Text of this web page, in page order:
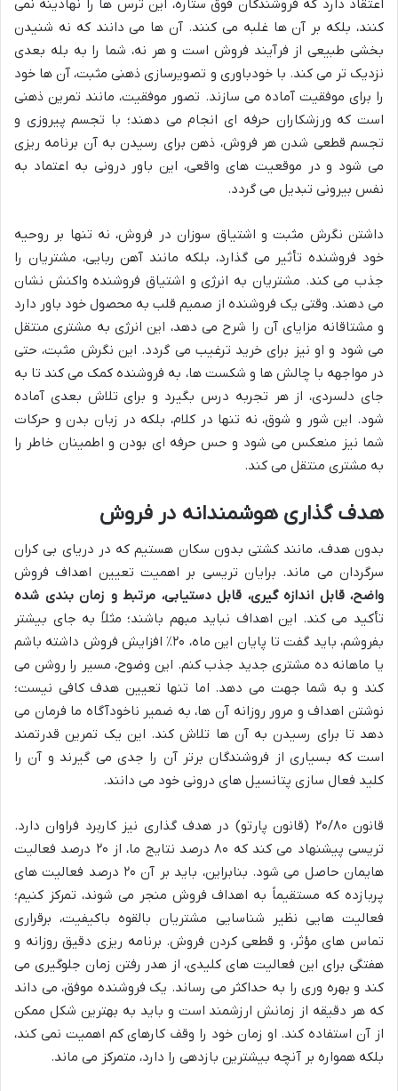
اعتقاد دارد که فروشندگان فوق ستاره، این ترس ها را نهادینه نمی
کنند، بلکه بر آن ها غلبه می کنند. آن ها می دانند که نه شنیدن
بخشی طبیعی از فرآیند فروش است و هر نه، شما را به بله بعدی
نزدیک تر می کند. با خودباوری و تصویرسازی ذهنی مثبت، آن ها خود
را برای موفقیت آماده می سازند. تصور موفقیت، مانند تمرین ذهنی
است که ورزشکاران حرفه ای انجام می دهند؛ با تجسم پیروزی و
تجسم قطعی شدن هر فروش، ذهن برای رسیدن به آن برنامه ریزی
می شود و در موقعیت های واقعی، این باور درونی به اعتماد به
نفس بیرونی تبدیل می گردد.
داشتن نگرش مثبت و اشتیاق سوزان در فروش، نه تنها بر روحیه
خود فروشنده تأثیر می گذارد، بلکه مانند آهن ربایی، مشتریان را
جذب می کند. مشتریان به انرژی و اشتیاق فروشنده واکنش نشان
می دهند. وقتی یک فروشنده از صمیم قلب به محصول خود باور دارد
و مشتاقانه مزایای آن را شرح می دهد، این انرژی به مشتری منتقل
می شود و او نیز برای خرید ترغیب می گردد. این نگرش مثبت، حتی
در مواجهه با چالش ها و شکست ها، به فروشنده کمک می کند تا به
جای دلسردی، از هر تجربه درس بگیرد و برای تلاش بعدی آماده
شود. این شور و شوق، نه تنها در کلام، بلکه در زبان بدن و حرکات
شما نیز منعکس می شود و حس حرفه ای بودن و اطمینان خاطر را
به مشتری منتقل می کند.
هدف گذاری هوشمندانه در فروش
بدون هدف، مانند کشتی بدون سکان هستیم که در دریای بی کران
سرگردان می ماند. برایان تریسی بر اهمیت تعیین اهداف فروش
واضح، قابل اندازه گیری، قابل دستیابی، مرتبط و زمان بندی شده
تأکید می کند. این اهداف نباید مبهم باشند؛ مثلاً به جای بیشتر
بفروشم، باید گفت تا پایان این ماه، ۲۰٪ افزایش فروش داشته باشم
یا ماهانه ده مشتری جدید جذب کنم. این وضوح، مسیر را روشن می
کند و به شما جهت می دهد. اما تنها تعیین هدف کافی نیست؛
نوشتن اهداف و مرور روزانه آن ها، به ضمیر ناخودآگاه ما فرمان می
دهد تا برای رسیدن به آن ها تلاش کند. این یک تمرین قدرتمند
است که بسیاری از فروشندگان برتر آن را جدی می گیرند و آن را
کلید فعال سازی پتانسیل های درونی خود می دانند.
قانون ۲۰/۸۰ (قانون پارتو) در هدف گذاری نیز کاربرد فراوان دارد.
تریسی پیشنهاد می کند که ۸۰ درصد نتایج ما، از ۲۰ درصد فعالیت
هایمان حاصل می شود. بنابراین، باید بر آن ۲۰ درصد فعالیت های
پربازده که مستقیماً به اهداف فروش منجر می شوند، تمرکز کنیم؛
فعالیت هایی نظیر شناسایی مشتریان بالقوه باکیفیت، برقراری
تماس های مؤثر، و قطعی کردن فروش. برنامه ریزی دقیق روزانه و
هفتگی برای این فعالیت های کلیدی، از هدر رفتن زمان جلوگیری می
کند و بهره وری را به حداکثر می رساند. یک فروشنده موفق، می داند
که هر دقیقه از زمانش ارزشمند است و باید به بهترین شکل ممکن
از آن استفاده کند. او زمان خود را وقف کارهای کم اهمیت نمی کند،
بلکه همواره بر آنچه بیشترین بازدهی را دارد، متمرکز می ماند.